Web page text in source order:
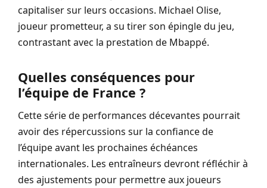
capitaliser sur leurs occasions. Michael Olise,
joueur prometteur, a su tirer son épingle du jeu,
contrastant avec la prestation de Mbappé.
Quelles conséquences pour
l’équipe de France ?
Cette série de performances décevantes pourrait
avoir des répercussions sur la confiance de
l’équipe avant les prochaines échéances
internationales. Les entraîneurs devront réfléchir à
des ajustements pour permettre aux joueurs